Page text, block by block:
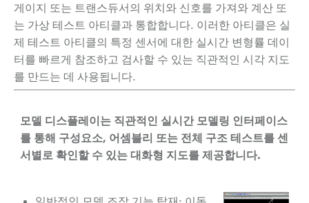
게이지 또는 트랜스듀서의 위치와 신호를 가져와 계산 또
는 가상 테스트 아티클과 통합합니다. 이러한 아티클은 실
제 테스트 아티클의 특정 센서에 대한 실시간 변형률 데이
터를 빠르게 참조하고 검사할 수 있는 직관적인 시각 지도
를 만드는 데 사용됩니다.
모델 디스플레이는 직관적인 실시간 모델링 인터페이스
를 통해 구성요소, 어셈블리 또는 전체 구조 테스트를 센
서별로 확인할 수 있는 대화형 지도를 제공합니다.